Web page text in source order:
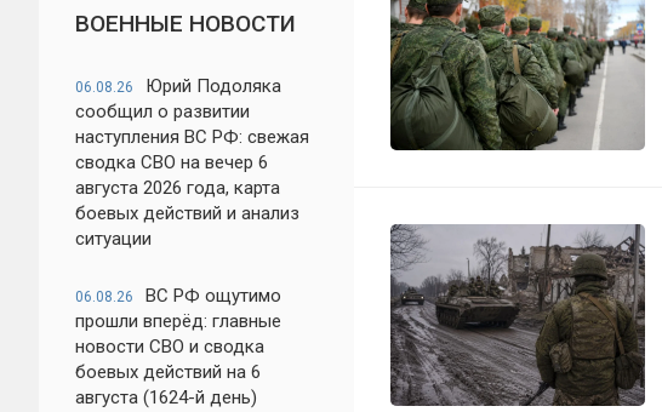
ВОЕННЫЕ НОВОСТИ
06.08.26
Юрий Подоляка
сообщил о развитии
наступления ВС РФ: свежая
сводка СВО на вечер 6
августа 2026 года, карта
боевых действий и анализ
ситуации
06.08.26
ВС РФ ощутимо
прошли вперёд: главные
новости СВО и сводка
боевых действий на 6
августа (1624-й день)